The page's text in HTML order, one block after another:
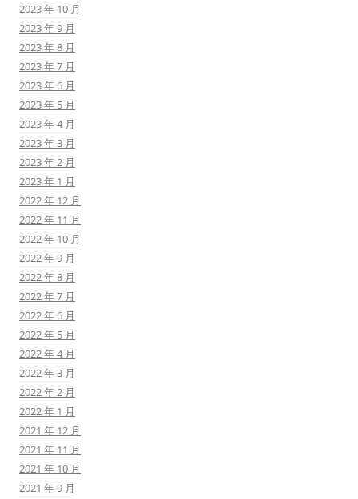
2023 年 10 月
2023 年 9 月
2023 年 8 月
2023 年 7 月
2023 年 6 月
2023 年 5 月
2023 年 4 月
2023 年 3 月
2023 年 2 月
2023 年 1 月
2022 年 12 月
2022 年 11 月
2022 年 10 月
2022 年 9 月
2022 年 8 月
2022 年 7 月
2022 年 6 月
2022 年 5 月
2022 年 4 月
2022 年 3 月
2022 年 2 月
2022 年 1 月
2021 年 12 月
2021 年 11 月
2021 年 10 月
2021 年 9 月